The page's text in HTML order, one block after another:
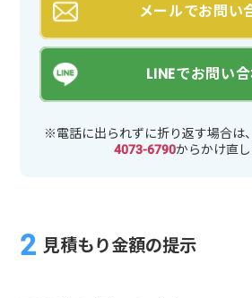
メールでお問い
LINEでお問い
※電話に出られずに折り返す場合は
4073-6790からかけ直し
見積もり金額の提示